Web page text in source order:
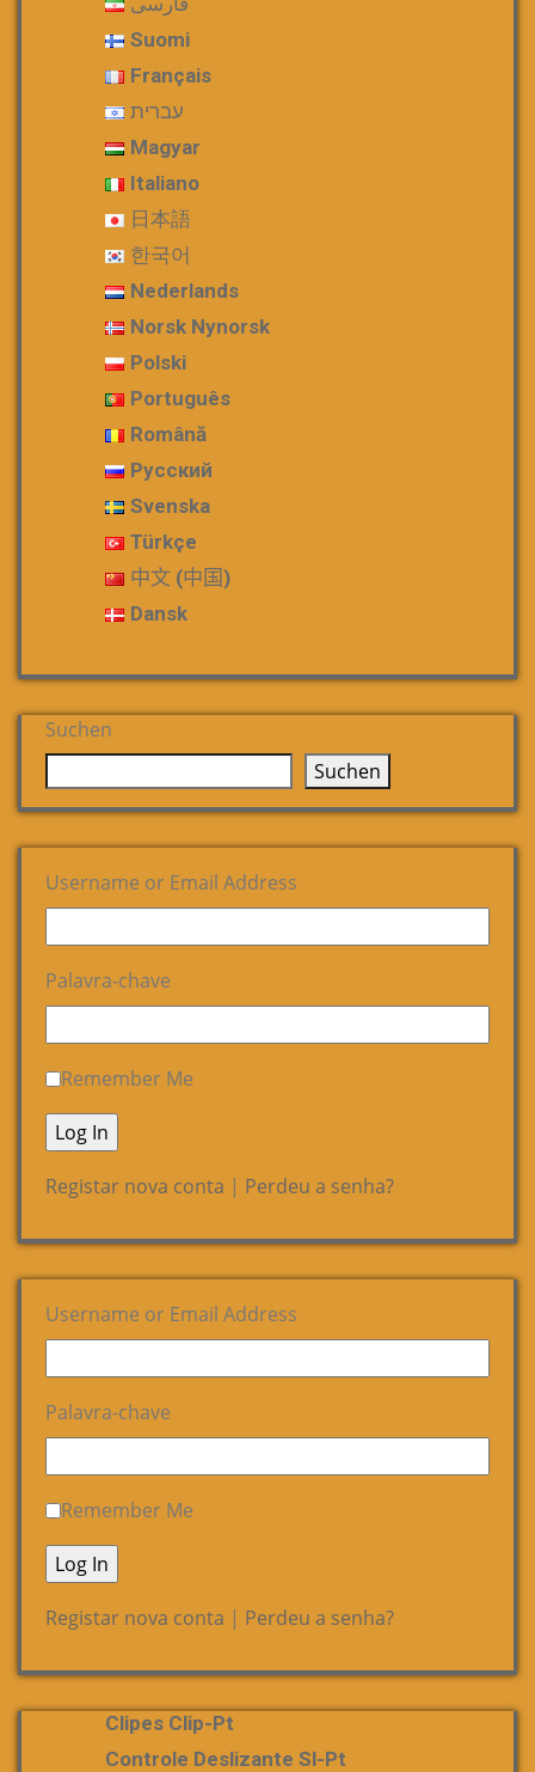
Suomi
Français
עברית
Magyar
Italiano
日本語
한국어
Nederlands
Norsk Nynorsk
Polski
Português
Română
Русский
Svenska
Türkçe
中文 (中国)
Dansk
Suchen
Suchen
Username or Email Address
Palavra-chave
Remember Me
Registar nova conta | Perdeu a senha?
Username or Email Address
Palavra-chave
Remember Me
Registar nova conta | Perdeu a senha?
Clipes Clip-Pt
Controle Deslizante Sl-Pt